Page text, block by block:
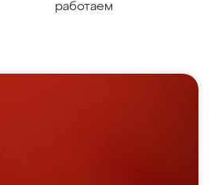
работаем